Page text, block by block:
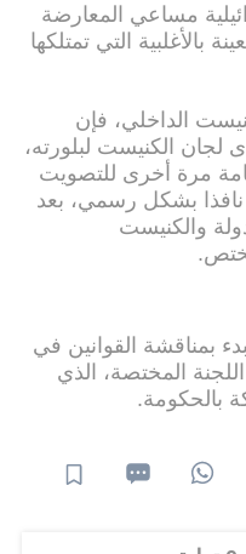
مساعي المعارضة
التي تمتلكها
الداخلي، فإن
الكنيست لبلورته،
مرة أخرى للتصويت
نافذا بشكل رسمي، بعد
والكنيست
بمناقشة القوانين في
المختصة، الذي
بالحكومة.